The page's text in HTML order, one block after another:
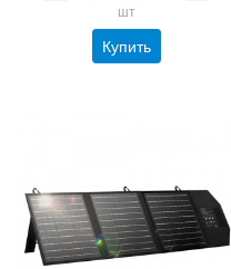
шт
Купить